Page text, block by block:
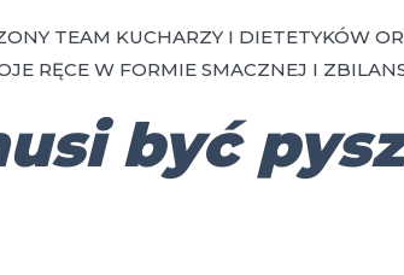
TEAM KUCHARZY I DIETETYKÓW
RĘCE W FORMIE SMACZNEJ I
być